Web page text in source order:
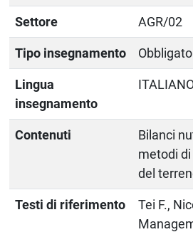
Settore AGR/02
Tipo insegnamento
Lingua
insegnamento
Contenuti
Bilanci
metodi
del
Testi di riferimento
Tei F.,